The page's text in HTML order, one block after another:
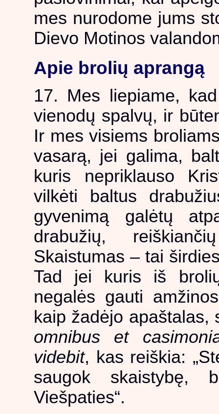
mes nurodome jums
Dievo Motinos
Apie brolių aprangą
17. Mes liepiame,
vienodų spalvų, ir
Ir mes visiems
vasarą, jei galima,
kuris nepriklauso
vilkėti baltus
gyvenimą galėtų
drabužių,
Skaistumas – tai
Tad jei kuris iš
negalės gauti
kaip žadėjo apaštalas,
omnibus et
videbit, kas reiškia:
saugok skaistybę,
Viešpaties“.